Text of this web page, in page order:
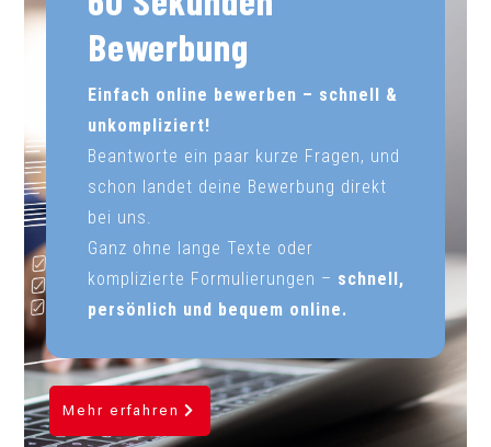
Bewerbung
Einfach online bewerben – schnell &
unkompliziert!
Beantworte ein paar kurze Fragen, und
schon landet deine Bewerbung direkt
bei uns.
Ganz ohne lange Texte oder
komplizierte Formulierungen – schnell,
persönlich und bequem online.
Mehr erfahren